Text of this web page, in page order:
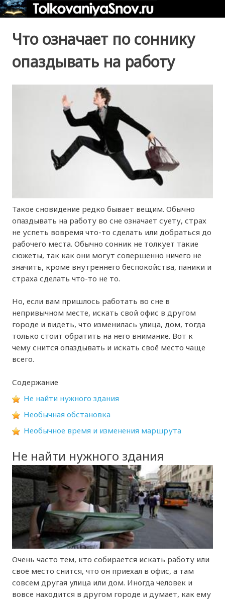
Что означает по соннику
опаздывать на работу
Такое сновидение редко бывает вещим. Обычно
опаздывать на работу во сне означает суету, страх
не успеть вовремя что-то сделать или добраться до
рабочего места. Обычно сонник не толкует такие
сюжеты, так как они могут совершенно ничего не
значить, кроме внутреннего беспокойства, паники и
страха сделать что-то не то.
Но, если вам пришлось работать во сне в
непривычном месте, искать свой офис в другом
городе и видеть, что изменилась улица, дом, тогда
только стоит обратить на него внимание. Вот к
чему снится опаздывать и искать своё место чаще
всего.
Содержание
Не найти нужного здания
Необычная обстановка
Необычное время и изменения маршрута
Не найти нужного здания
Очень часто тем, кто собирается искать работу или
своё место снится, что он приехал в офис, а там
совсем другая улица или дом. Иногда человек и
вовсе находится в другом городе и думает, как ему